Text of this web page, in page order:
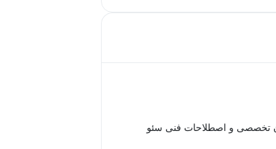
تخصصی و اصطلاحات فنی سئو